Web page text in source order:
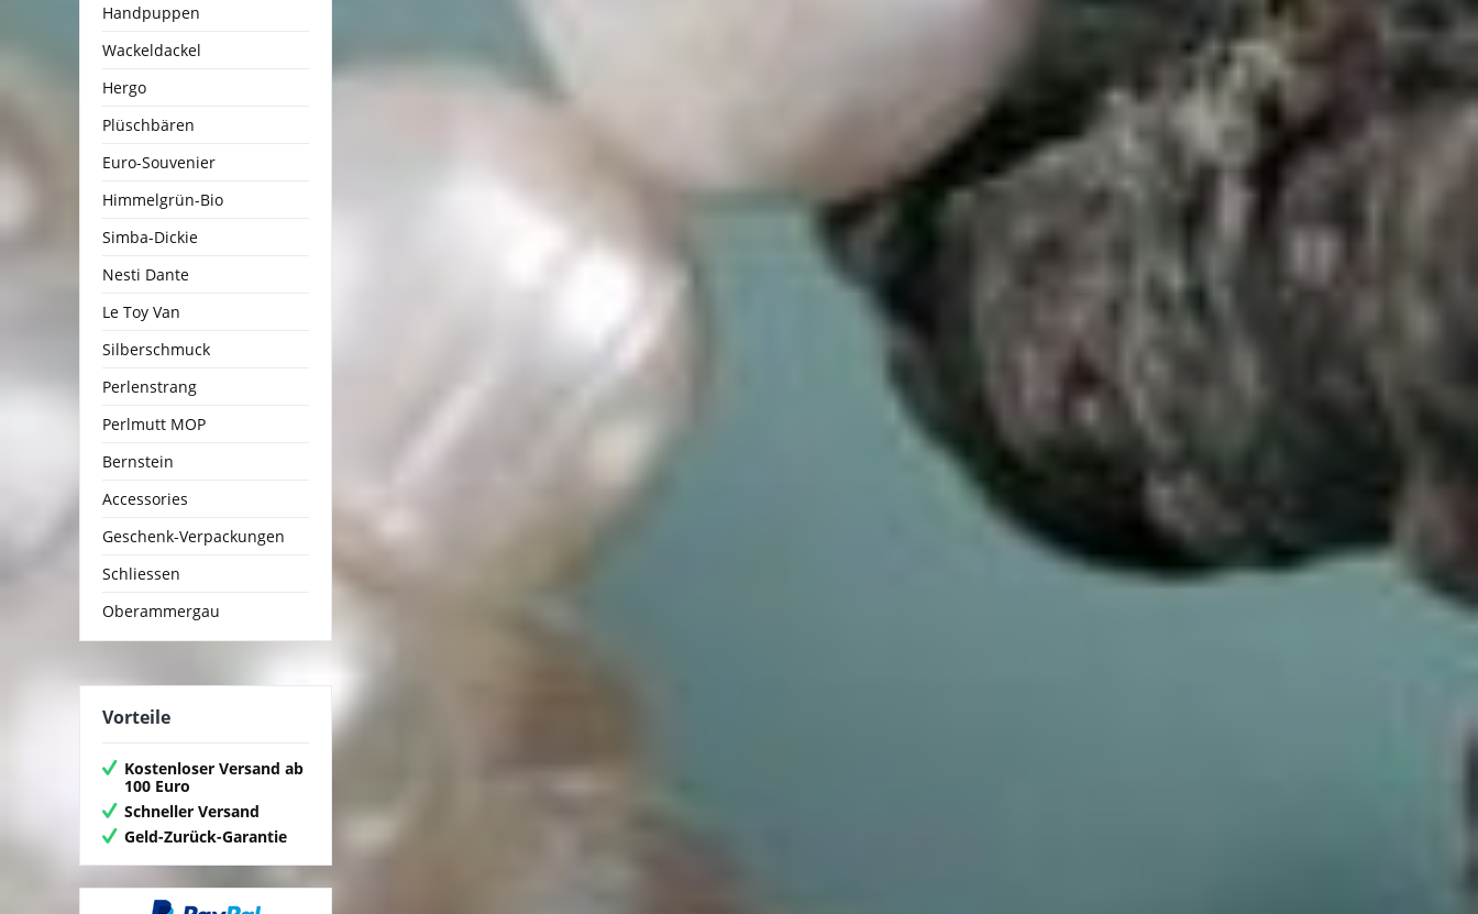
Handpuppen
Wackeldackel
Hergo
Plüschbären
Euro-Souvenier
Himmelgrün-Bio
Simba-Dickie
Nesti Dante
Le Toy Van
Silberschmuck
Perlenstrang
Perlmutt MOP
Bernstein
Accessories
Geschenk-Verpackungen
Schliessen
Oberammergau
Vorteile
Kostenloser Versand ab
100 Euro
Schneller Versand
Geld-Zurück-Garantie